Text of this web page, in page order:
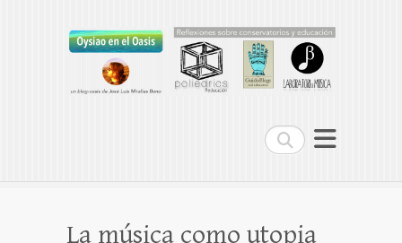
Buscar
Oysiao en el Oasis
La música como utopia